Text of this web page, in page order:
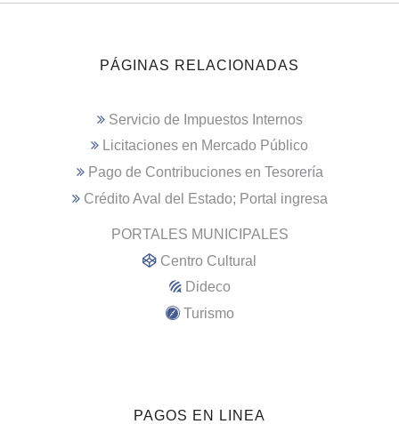
PÁGINAS RELACIONADAS
Servicio de Impuestos Internos
Licitaciones en Mercado Público
Pago de Contribuciones en Tesorería
Crédito Aval del Estado; Portal ingresa
PORTALES MUNICIPALES
Centro Cultural
Dideco
Turismo
PAGOS EN LINEA